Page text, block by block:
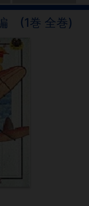
(1巻 全巻)